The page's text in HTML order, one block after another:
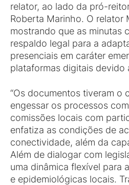
relator, ao lado da pró-
Roberta Marinho. O relator
mostrando que as minutas
respaldo legal para a
presenciais em caráter
plataformas digitais devido
“Os documentos tiveram o
engessar os processos
comissões locais com
enfatiza as condições de
conectividade, além da
Além de dialogar com
uma dinâmica flexível para
e epidemiológicas locais.